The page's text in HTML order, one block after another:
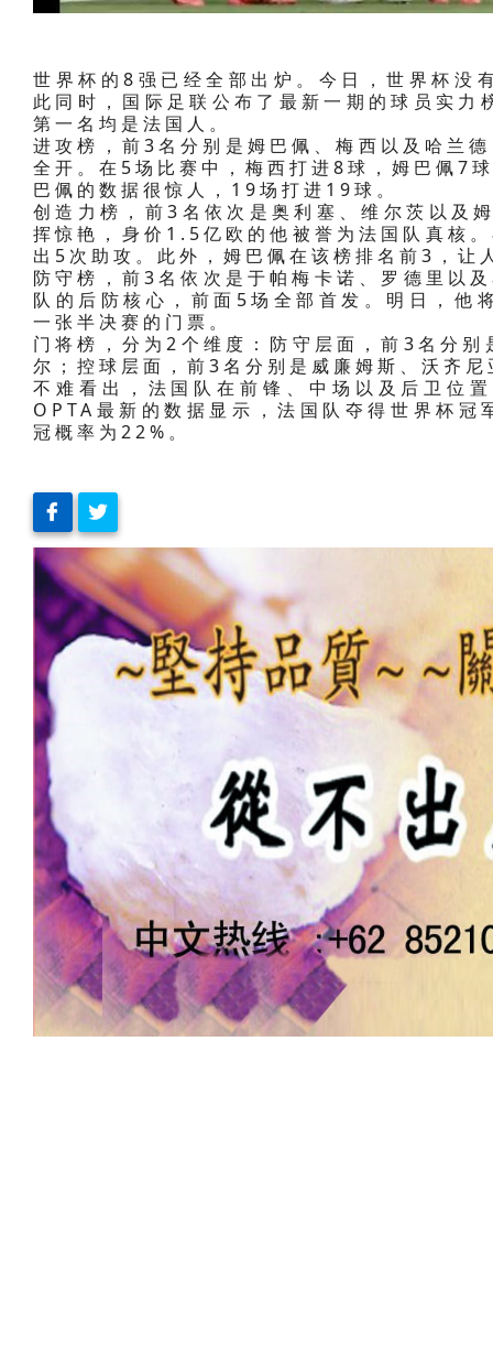
世界杯的8强已经全部出炉。今日，世界杯没
此同时，国际足联公布了最新一期的球员实
第一名均是法国人。
进攻榜，前3名分别是姆巴佩、梅西以及哈兰
全开。在5场比赛中，梅西打进8球，姆巴佩7
巴佩的数据很惊人，19场打进19球。
创造力榜，前3名依次是奥利塞、维尔茨以及
挥惊艳，身价1.5亿欧的他被誉为法国队真核
出5次助攻。此外，姆巴佩在该榜排名前3，让
防守榜，前3名依次是于帕梅卡诺、罗德里以
队的后防核心，前面5场全部首发。明日，他
一张半决赛的门票。
门将榜，分为2个维度：防守层面，前3名分
尔；控球层面，前3名分别是威廉姆斯、沃齐
不难看出，法国队在前锋、中场以及后卫位
OPTA最新的数据显示，法国队夺得世界杯
冠概率为22%。